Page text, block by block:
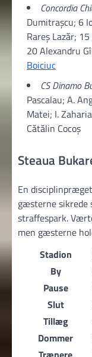
Concordia
Dumitrașcu; 6
Rareş Lazăr;
20 Alexandru
Boiciuc
CS Dinamo
Pascalau; A.
Matei; I.
Cătălin Cocoș
Steaua
En
gæsterne sikrede
straffespark.
men gæsterne
Stadion
By
Pause
Slut
Tillæg
Dommer